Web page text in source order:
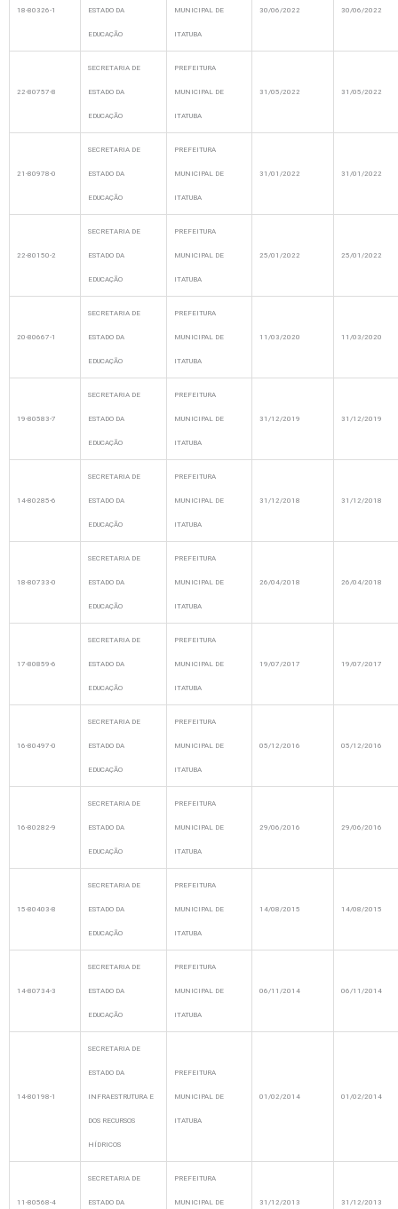
18-80326-1 ESTADO DA
EDUCAÇÃO
MUNICIPAL DE
ITATUBA
30/06/2022 30/06/2022
22-80757-8
SECRETARIA DE
ESTADO DA
EDUCAÇÃO
PREFEITURA
MUNICIPAL DE
ITATUBA
31/05/2022 31/05/2022
21-80978-0
SECRETARIA DE
ESTADO DA
EDUCAÇÃO
PREFEITURA
MUNICIPAL DE
ITATUBA
31/01/2022 31/01/2022
22-80150-2
SECRETARIA DE
ESTADO DA
EDUCAÇÃO
PREFEITURA
MUNICIPAL DE
ITATUBA
25/01/2022 25/01/2022
20-80667-1
SECRETARIA DE
ESTADO DA
EDUCAÇÃO
PREFEITURA
MUNICIPAL DE
ITATUBA
11/03/2020 11/03/2020
19-80583-7
SECRETARIA DE
ESTADO DA
EDUCAÇÃO
PREFEITURA
MUNICIPAL DE
ITATUBA
31/12/2019 31/12/2019
14-80285-6
SECRETARIA DE
ESTADO DA
EDUCAÇÃO
PREFEITURA
MUNICIPAL DE
ITATUBA
31/12/2018 31/12/2018
18-80733-0
SECRETARIA DE
ESTADO DA
EDUCAÇÃO
PREFEITURA
MUNICIPAL DE
ITATUBA
26/04/2018 26/04/2018
17-80859-6
SECRETARIA DE
ESTADO DA
EDUCAÇÃO
PREFEITURA
MUNICIPAL DE
ITATUBA
19/07/2017 19/07/2017
16-80497-0
SECRETARIA DE
ESTADO DA
EDUCAÇÃO
PREFEITURA
MUNICIPAL DE
ITATUBA
05/12/2016 05/12/2016
16-80282-9
SECRETARIA DE
ESTADO DA
EDUCAÇÃO
PREFEITURA
MUNICIPAL DE
ITATUBA
29/06/2016 29/06/2016
15-80403-8
SECRETARIA DE
ESTADO DA
EDUCAÇÃO
PREFEITURA
MUNICIPAL DE
ITATUBA
14/08/2015 14/08/2015
14-80734-3
SECRETARIA DE
ESTADO DA
EDUCAÇÃO
PREFEITURA
MUNICIPAL DE
ITATUBA
06/11/2014 06/11/2014
14-80198-1
SECRETARIA DE
ESTADO DA
INFRAESTRUTURA E
DOS RECURSOS
HÍDRICOS
PREFEITURA
MUNICIPAL DE
ITATUBA
01/02/2014 01/02/2014
11-80568-4
SECRETARIA DE
ESTADO DA
PREFEITURA
MUNICIPAL DE 31/12/2013 31/12/2013